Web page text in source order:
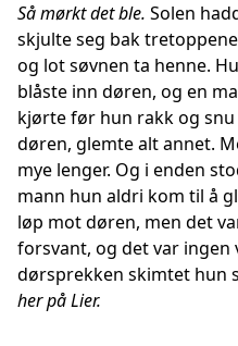
Så mørkt det ble. Solen
skjulte seg bak
og lot søvnen ta henne.
blåste inn døren, og en
kjørte før hun rakk og
døren, glemte alt annet.
mye lenger. Og i enden
mann hun aldri kom til å
løp mot døren, men det
forsvant, og det var ingen
dørsprekken skimtet hun
her på Lier.